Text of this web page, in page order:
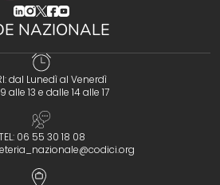
(opens in a new tab)
(opens in a new tab)
(opens in a new tab)
(opens in a new tab)
(opens in a new tab)
NAZIONALE
dal Lunedì al Venerdì
alle 13 e dalle 14 alle 17
06 55 30 18 08